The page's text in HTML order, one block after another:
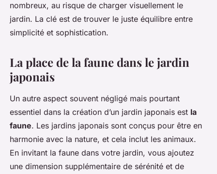
nombreux, au risque de charger visuellement le
jardin. La clé est de trouver le juste équilibre entre
simplicité et sophistication.
La place de la faune dans le jardin
japonais
Un autre aspect souvent négligé mais pourtant
essentiel dans la création d’un jardin japonais est la
faune. Les jardins japonais sont conçus pour être en
harmonie avec la nature, et cela inclut les animaux.
En invitant la faune dans votre jardin, vous ajoutez
une dimension supplémentaire de sérénité et de